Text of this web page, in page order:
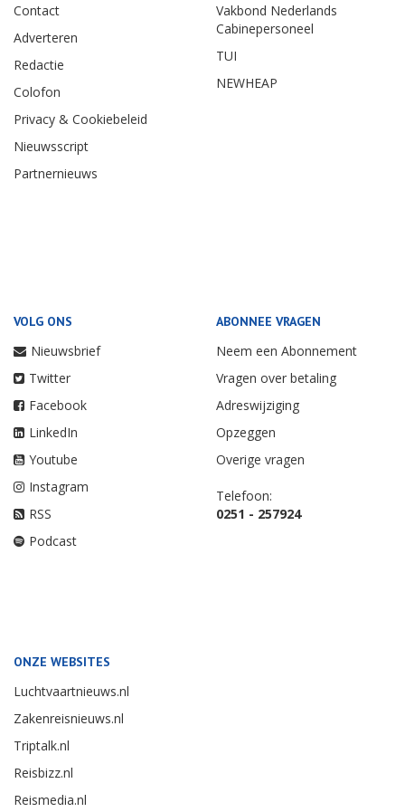
Contact
Adverteren
Redactie
Colofon
Privacy & Cookiebeleid
Nieuwsscript
Partnernieuws
Vakbond Nederlands
Cabinepersoneel
TUI
NEWHEAP
VOLG ONS
Nieuwsbrief
Twitter
Facebook
LinkedIn
Youtube
Instagram
RSS
Podcast
ABONNEE VRAGEN
Neem een Abonnement
Vragen over betaling
Adreswijziging
Opzeggen
Overige vragen
Telefoon:
0251 - 257924
ONZE WEBSITES
Luchtvaartnieuws.nl
Zakenreisnieuws.nl
Triptalk.nl
Reisbizz.nl
Reismedia.nl